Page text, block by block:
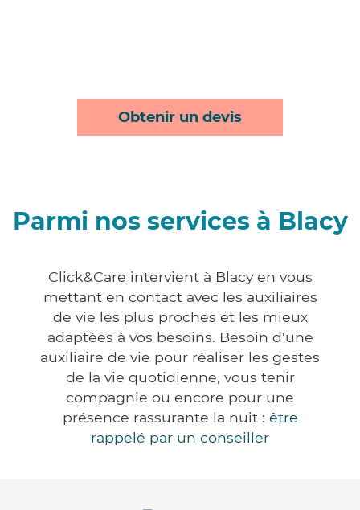
Obtenir un devis
Parmi nos services à Blacy
Click&Care intervient à Blacy en vous
mettant en contact avec les auxiliaires
de vie les plus proches et les mieux
adaptées à vos besoins. Besoin d'une
auxiliaire de vie pour réaliser les gestes
de la vie quotidienne, vous tenir
compagnie ou encore pour une
présence rassurante la nuit : être
rappelé par un conseiller